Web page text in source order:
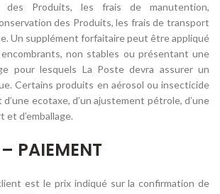
des Produits, les frais de manutention,
des Produits, les frais de transport
Un supplément forfaitaire peut être appliqué
non stables ou présentant une
pour lesquels La Poste devra assurer un
Certains produits en aérosol ou insecticide
ecotaxe, d’un ajustement pétrole, d’une
d’emballage.
PAIEMENT
est le prix indiqué sur la confirmation de